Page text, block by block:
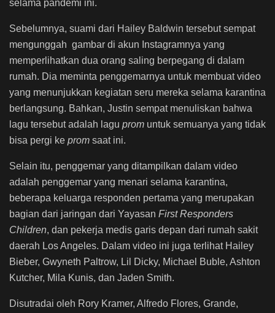
selama pandemi ini.
Sebelumnya, suami dari Hailey Baldwin tersebut sempat
mengunggah gambar di akun Instagramnya yang
memperlihatkan dua orang saling berpegang di dalam
rumah. Dia meminta penggemarnya untuk membuat video
yang menunjukkan kegiatan seru mereka selama karantina
berlangsung. Bahkan, Justin sempat menuliskan bahwa
lagu tersebut adalah lagu prom untuk semuanya yang tidak
bisa pergi ke prom saat ini.
Selain itu, penggemar yang ditampilkan dalam video
adalah penggemar yang menari selama karantina,
beberapa keluarga responden pertama yang merupakan
bagian dari jaringan dari Yayasan First Responders
Children, dan pekerja medis garis depan dari rumah sakit
daerah Los Angeles. Dalam video ini juga terlihat Hailey
Bieber, Gwyneth Paltrow, Lil Dicky, Michael Buble, Ashton
Kutcher, Mila Kunis, dan Jaden Smith.
Disutradai oleh Rory Kramer, Alfredo Flores, Grande,